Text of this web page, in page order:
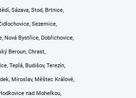
Sázava, Stod, Brtnice,
Sezemice,
Nová Bystřice, Dobřichovice,
Beroun, Chrast,
Teplá, Budišov, Terezín,
Miroslav, Měštec Králové,
nad Mohelkou,